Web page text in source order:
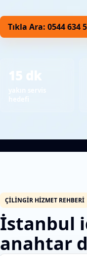
Tıkla Ara: 0544 634
ÇILINGIR HIZMET REHBERI
İstanbul
anahtar